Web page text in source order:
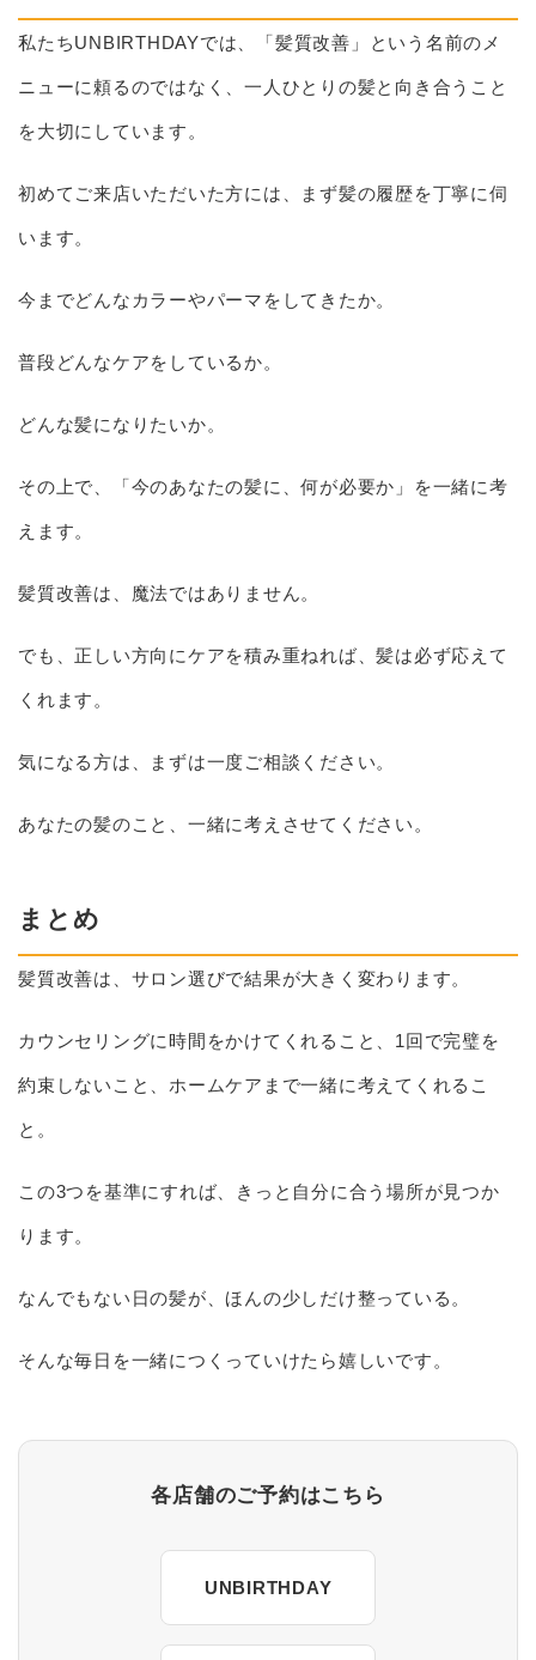
私たちUNBIRTHDAYでは、「髪質改善」という名前のメ
ニューに頼るのではなく、一人ひとりの髪と向き合うこと
を大切にしています。
初めてご来店いただいた方には、まず髪の履歴を丁寧に伺
います。
今までどんなカラーやパーマをしてきたか。
普段どんなケアをしているか。
どんな髪になりたいか。
その上で、「今のあなたの髪に、何が必要か」を一緒に考
えます。
髪質改善は、魔法ではありません。
でも、正しい方向にケアを積み重ねれば、髪は必ず応えて
くれます。
気になる方は、まずは一度ご相談ください。
あなたの髪のこと、一緒に考えさせてください。
まとめ
髪質改善は、サロン選びで結果が大きく変わります。
カウンセリングに時間をかけてくれること、1回で完璧を
約束しないこと、ホームケアまで一緒に考えてくれるこ
と。
この3つを基準にすれば、きっと自分に合う場所が見つか
ります。
なんでもない日の髪が、ほんの少しだけ整っている。
そんな毎日を一緒につくっていけたら嬉しいです。
各店舗のご予約はこちら
UNBIRTHDAY